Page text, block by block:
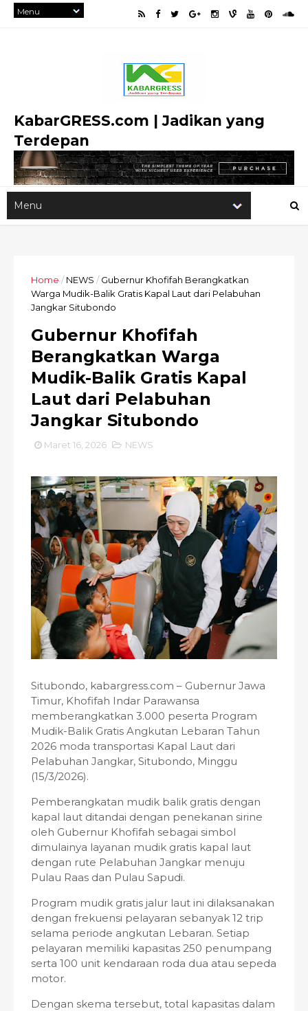
KabarGRESS.com | Jadikan yang
Terdepan
Home / NEWS / Gubernur Khofifah Berangkatkan
Warga Mudik-Balik Gratis Kapal Laut dari Pelabuhan
Jangkar Situbondo
Gubernur Khofifah
Berangkatkan Warga
Mudik-Balik Gratis Kapal
Laut dari Pelabuhan
Jangkar Situbondo
Maret 16, 2026 NEWS
Situbondo, kabargress.com – Gubernur Jawa
Timur, Khofifah Indar Parawansa
memberangkatkan 3.000 peserta Program
Mudik-Balik Gratis Angkutan Lebaran Tahun
2026 moda transportasi Kapal Laut dari
Pelabuhan Jangkar, Situbondo, Minggu
(15/3/2026).
Pemberangkatan mudik balik gratis dengan
kapal laut ditandai dengan penekanan sirine
oleh Gubernur Khofifah sebagai simbol
dimulainya layanan mudik gratis kapal laut
dengan rute Pelabuhan Jangkar menuju
Pulau Raas dan Pulau Sapudi.
Program mudik gratis jalur laut ini dilaksanakan
dengan frekuensi pelayaran sebanyak 12 trip
selama periode angkutan Lebaran. Setiap
pelayaran memiliki kapasitas 250 penumpang
serta 100 unit kendaraan roda dua atau sepeda
motor.
Dengan skema tersebut, total kapasitas dalam